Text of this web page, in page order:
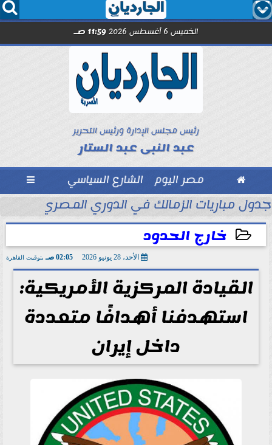
  
الخميس 6 أغسطس 2026 11:59 صـ
رئيس مجلس الإدارة ورئيس التحرير
عبد النبى عبد الستار
 مصر اليوم الشارع السياسي 
رسالة في نقد...
جدول مباريات الزمالك في الدوري المصري....
خارج الحدود
الأحد، 28 يونيو 2026 02:05 صـ بتوقيت القاهرة
القيادة المركزية الأمريكية:
استهدفنا أهدافًا متعددة
داخل إيران